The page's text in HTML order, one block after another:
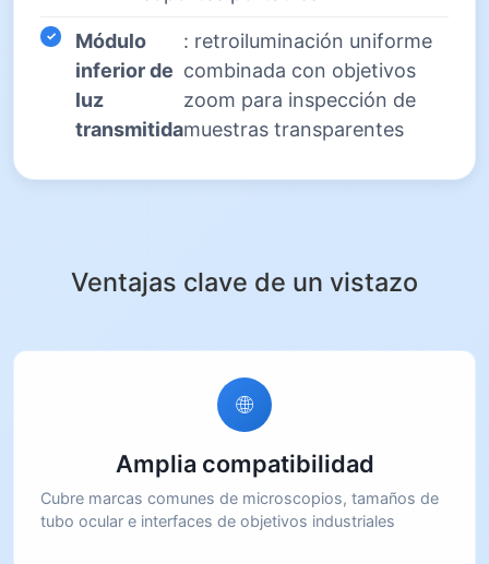
Módulo
inferior de
luz
transmitida
: retroiluminación uniforme
combinada con objetivos
zoom para inspección de
muestras transparentes
Ventajas clave de un vistazo
Amplia compatibilidad
Cubre marcas comunes de microscopios, tamaños de
tubo ocular e interfaces de objetivos industriales